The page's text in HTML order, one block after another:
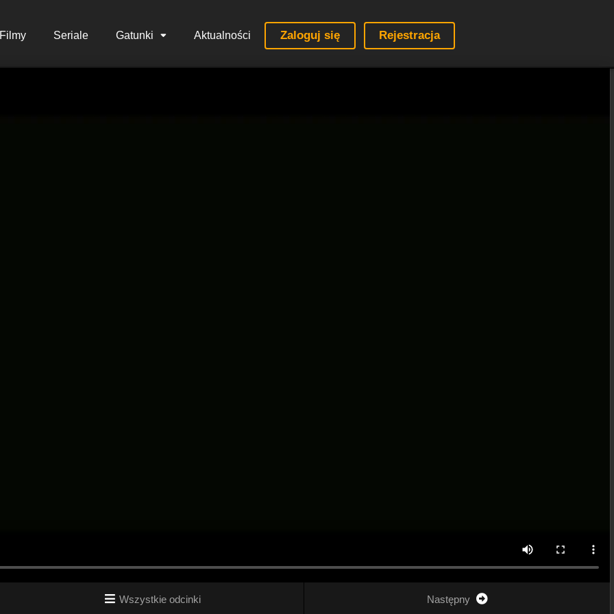
Filmy Seriale Gatunki Aktualności Zaloguj się Rejestracja
Wszystkie odcinki Następny